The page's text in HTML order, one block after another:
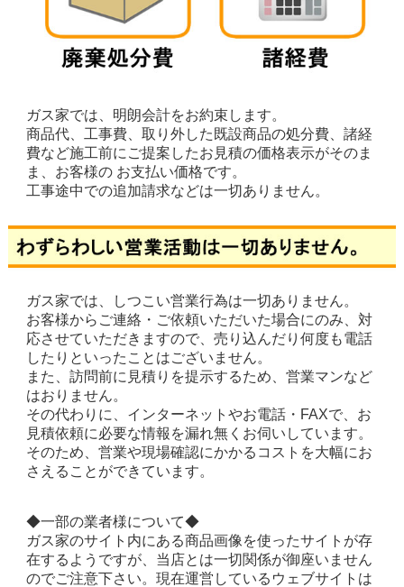
ガス家では、明朗会計をお約束します。
商品代、工事費、取り外した既設商品の処分費、諸経
費など施工前にご提案したお見積の価格表示がそのま
ま、お客様の お支払い価格です。
工事途中での追加請求などは一切ありません。
ガス家では、しつこい営業行為は一切ありません。
お客様からご連絡・ご依頼いただいた場合にのみ、対
応させていただきますので、売り込んだり何度も電話
したりといったことはございません。
また、訪問前に見積りを提示するため、営業マンなど
はおりません。
その代わりに、インターネットやお電話・FAXで、お
見積依頼に必要な情報を漏れ無くお伺いしています。
そのため、営業や現場確認にかかるコストを大幅にお
さえることができています。
◆一部の業者様について◆
ガス家のサイト内にある商品画像を使ったサイトが存
在するようですが、当店とは一切関係が御座いません
のでご注意下さい。現在運営しているウェブサイトは